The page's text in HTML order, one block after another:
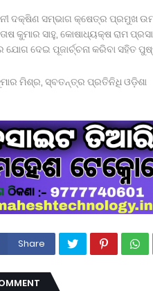
ଦକ୍ଷିଣ ସମ୍ଭାଗ କ୍ଷେତ୍ର ପ୍ରମୁଖ
କୁମାର ସାହୁ, କୋଷାଧ୍ୟକ୍ଷ ରାମ
ଯୋଗ ଦେଇ ପୂଜାର୍ଚ୍ଚନା କରିବା ସହିତ
ମିଶ୍ର, ସ୍ବତନ୍ତ୍ର ପ୍ରତିନିଧି ଓଡ଼ିଶା
Share